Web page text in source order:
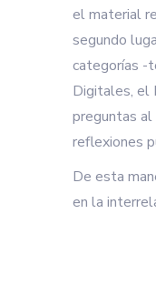
el material
segundo
categorías -
Digitales, el
preguntas al
reflexiones
De esta
en la